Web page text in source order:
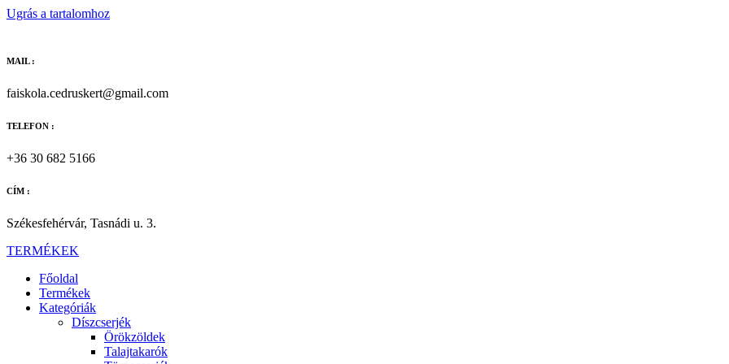
Ugrás a tartalomhoz
MAIL :
faiskola.cedruskert@gmail.com
TELEFON :
+36 30 682 5166
CÍM :
Székesfehérvár, Tasnádi u. 3.
TERMÉKEK
Főoldal
Termékek
Kategóriák
Díszcserjék
Örökzöldek
Talajtakarók